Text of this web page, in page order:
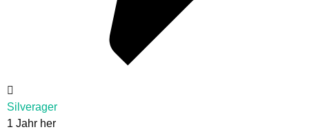
Silverager
1 Jahr her